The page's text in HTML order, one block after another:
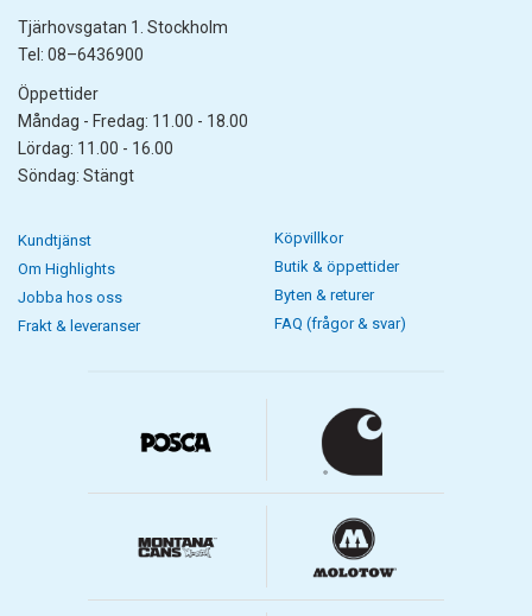
Tjärhovsgatan 1. Stockholm
Tel: 08–6436900
Öppettider
Måndag - Fredag: 11.00 - 18.00
Lördag: 11.00 - 16.00
Söndag: Stängt
Kundtjänst
Om Highlights
Jobba hos oss
Frakt & leveranser
Köpvillkor
Butik & öppettider
Byten & returer
FAQ (frågor & svar)